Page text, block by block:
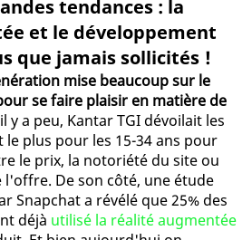
tendances : la
et le développement
que jamais sollicités !
mise beaucoup sur le
se faire plaisir en matière de
y a peu, Kantar TGI dévoilait les
plus pour les 15-34 ans pour
le prix, la notoriété du site ou
l'offre. De son côté, une étude
Snapchat a révélé que 25% des
déjà utilisé la réalité augmentée